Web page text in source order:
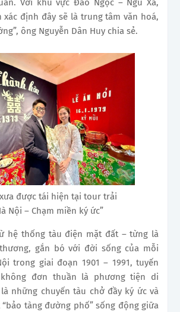
Với khu vực Đảo Ngọc – Ngũ Xã,
xác định đây sẽ là trung tâm văn hoá,
ông Nguyễn Dân Huy chia sẻ.
được tái hiện tại tour trải
Nội – Chạm miền ký ức”
hệ thống tàu điện mặt đất – từng là
gắn bó với đời sống của mỗi
trong giai đoạn 1901 – 1991, tuyến
đơn thuần là phương tiện di
những chuyến tàu chở đầy ký ức và
tàng đường phố” sống động giữa